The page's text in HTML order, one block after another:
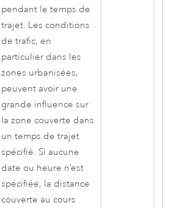
pendant le temps de
trajet. Les conditions
de trafic, en
particulier dans les
zones urbanisées,
peuvent avoir une
grande influence sur
la zone couverte dans
un temps de trajet
spécifié. Si aucune
date ou heure n’est
spécifiée, la distance
couverte au cours